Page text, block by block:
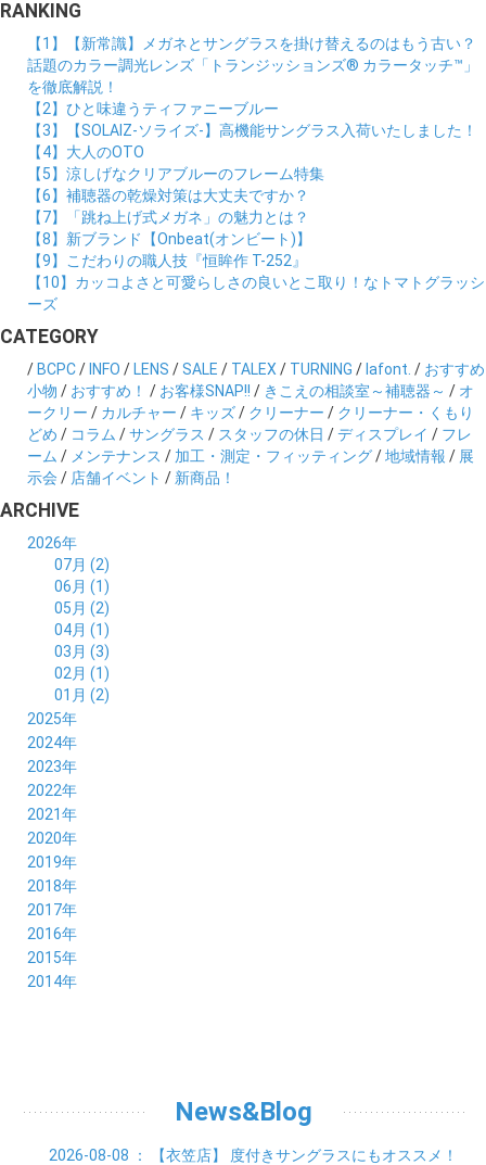
RANKING
【1】【新常識】メガネとサングラスを掛け替えるのはもう古い？
話題のカラー調光レンズ「トランジッションズ® カラータッチ™」
を徹底解説！
【2】ひと味違うティファニーブルー
【3】【SOLAIZ-ソライズ-】高機能サングラス入荷いたしました！
【4】大人のOTO
【5】涼しげなクリアブルーのフレーム特集
【6】補聴器の乾燥対策は大丈夫ですか？
【7】「跳ね上げ式メガネ」の魅力とは？
【8】新ブランド【Onbeat(オンビート)】
【9】こだわりの職人技『恒眸作 T-252』
【10】カッコよさと可愛らしさの良いとこ取り！なトマトグラッシ
ーズ
CATEGORY
/ BCPC/ INFO / LENS /SALE / TALEX/ TURNING / lafont. / おすすめ
小物 / おすすめ！ / お客様SNAP!! / きこえの相談室～補聴器～ / オ
ークリー / カルチャー / キッズ/ クリーナー / クリーナー・くもり
どめ / コラム /サングラス / スタッフの休日 /ディスプレイ / フレ
ーム / メンテナンス / 加工・測定・フィッティング/地域情報 / 展
示会 / 店舗イベント / 新商品！
ARCHIVE
2026年
07月 (2)
06月 (1)
05月 (2)
04月 (1)
03月 (3)
02月 (1)
01月 (2)
2025年
12月 (2)
11月 (2)
10月 (3)
09月 (3)
08月 (4)
07月 (4)
06月 (4)
05月 (4)
04月 (1)
03月 (3)
02月 (4)
01月 (4)
2024年
12月 (6)
11月 (5)
10月 (4)
09月 (6)
08月 (5)
07月 (5)
06月 (4)
05月 (3)
04月 (7)
03月 (5)
02月 (7)
2023年
12月 (5)
11月 (4)
10月 (5)
09月 (6)
08月 (7)
07月 (7)
06月 (7)
05月 (8)
04月 (8)
03月 (9)
2022年
12月 (9)
11月 (5)
10月 (8)
09月 (7)
08月 (5)
07月 (9)
06月 (10)
05月 (9)
04月 (7)
2021年
12月 (5)
11月 (5)
10月 (5)
09月 (5)
08月 (11)
07月 (4)
06月 (7)
05月 (8)
2020年
12月 (7)
11月 (6)
10月 (8)
09月 (10)
08月 (10)
07月 (7)
06月 (7)
2019年
12月 (8)
11月 (9)
10月 (9)
09月 (7)
08月 (8)
07月 (7)
2018年
12月 (8)
11月 (8)
10月 (7)
09月 (10)
08月 (8)
01月 (7)
2017年
12月 (7)
11月 (8)
10月 (7)
02月 (6)
2016年
12月 (9)
11月 (5)
05月 (6)
03月 (7)
2015年
12月 (9)
06月 (5)
2014年
News&Blog
2026-08-08 ： 【衣笠店】 度付きサングラスにもオススメ！